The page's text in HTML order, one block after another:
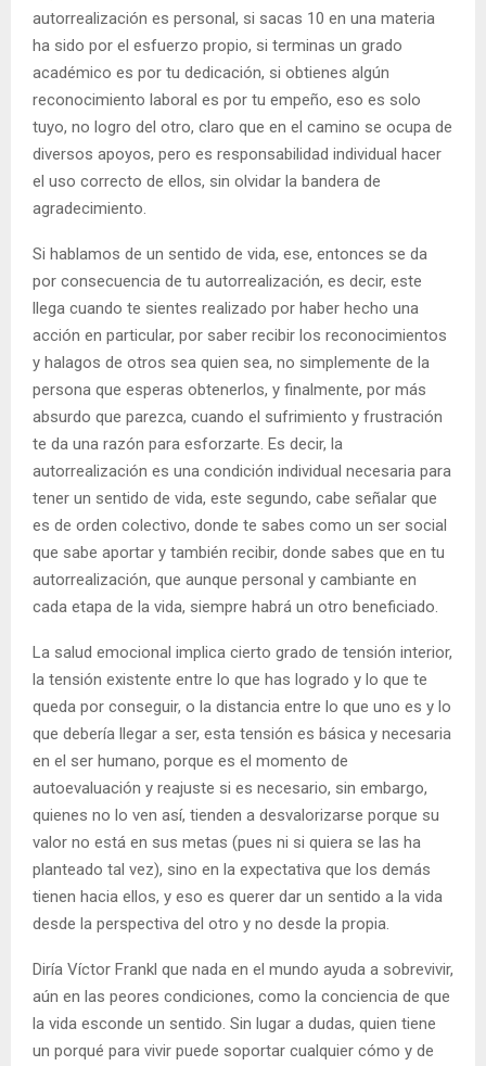
autorrealización es personal, si sacas 10 en una materia
ha sido por el esfuerzo propio, si terminas un grado
académico es por tu dedicación, si obtienes algún
reconocimiento laboral es por tu empeño, eso es solo
tuyo, no logro del otro, claro que en el camino se ocupa de
diversos apoyos, pero es responsabilidad individual hacer
el uso correcto de ellos, sin olvidar la bandera de
agradecimiento.
Si hablamos de un sentido de vida, ese, entonces se da
por consecuencia de tu autorrealización, es decir, este
llega cuando te sientes realizado por haber hecho una
acción en particular, por saber recibir los reconocimientos
y halagos de otros sea quien sea, no simplemente de la
persona que esperas obtenerlos, y finalmente, por más
absurdo que parezca, cuando el sufrimiento y frustración
te da una razón para esforzarte. Es decir, la
autorrealización es una condición individual necesaria para
tener un sentido de vida, este segundo, cabe señalar que
es de orden colectivo, donde te sabes como un ser social
que sabe aportar y también recibir, donde sabes que en tu
autorrealización, que aunque personal y cambiante en
cada etapa de la vida, siempre habrá un otro beneficiado.
La salud emocional implica cierto grado de tensión interior,
la tensión existente entre lo que has logrado y lo que te
queda por conseguir, o la distancia entre lo que uno es y lo
que debería llegar a ser, esta tensión es básica y necesaria
en el ser humano, porque es el momento de
autoevaluación y reajuste si es necesario, sin embargo,
quienes no lo ven así, tienden a desvalorizarse porque su
valor no está en sus metas (pues ni si quiera se las ha
planteado tal vez), sino en la expectativa que los demás
tienen hacia ellos, y eso es querer dar un sentido a la vida
desde la perspectiva del otro y no desde la propia.
Diría Víctor Frankl que nada en el mundo ayuda a sobrevivir,
aún en las peores condiciones, como la conciencia de que
la vida esconde un sentido. Sin lugar a dudas, quien tiene
un porqué para vivir puede soportar cualquier cómo y de